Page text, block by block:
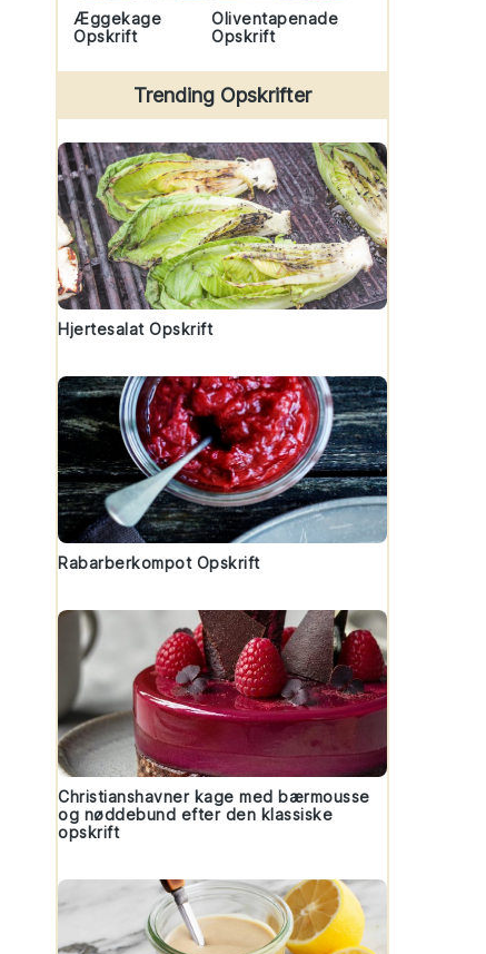
Æggekage
Opskrift
Oliventapenade
Opskrift
Trending Opskrifter
Hjertesalat Opskrift
Rabarberkompot Opskrift
Christianshavner kage med bærmousse
og nøddebund efter den klassiske
opskrift